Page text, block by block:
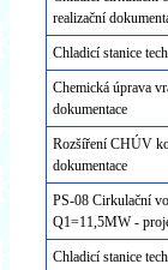
realizační
Chladicí stanice
Chemická úprava
dokumentace
Rozšíření CHÚV
dokumentace
PS-08 Cirkulační
Q1=11,5MW -
Chladicí stanice